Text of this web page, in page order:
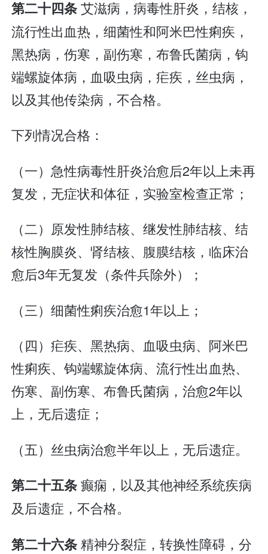
第二十四条艾滋病，病毒性肝炎，结核，
流行性出血热，细菌性和阿米巴性痢疾，
黑热病，伤寒，副伤寒，布鲁氏菌病，钩
端螺旋体病，血吸虫病，疟疾，丝虫病，
以及其他传染病，不合格。
下列情况合格：
（一）急性病毒性肝炎治愈后2年以上未再
复发，无症状和体征，实验室检查正常；
（二）原发性肺结核、继发性肺结核、结
核性胸膜炎、肾结核、腹膜结核，临床治
愈后3年无复发（条件兵除外）；
（三）细菌性痢疾治愈1年以上；
（四）疟疾、黑热病、血吸虫病、阿米巴
性痢疾、钩端螺旋体病、流行性出血热、
伤寒、副伤寒、布鲁氏菌病，治愈2年以
上，无后遗症；
（五）丝虫病治愈半年以上，无后遗症。
第二十五条癫痫，以及其他神经系统疾病
及后遗症，不合格。
第二十六条精神分裂症，转换性障碍，分